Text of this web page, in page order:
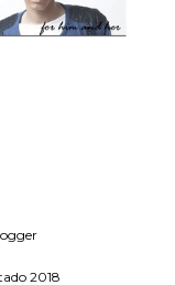
2018